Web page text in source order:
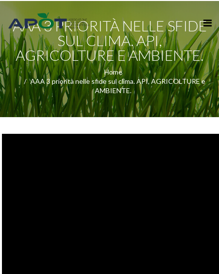
AAA 3 PRIORITÀ NELLE SFIDE
SUL CLIMA. API,
AGRICOLTURE E AMBIENTE.
Home
AAA 3 priorità nelle sfide sul clima. API, AGRICOLTURE e
AMBIENTE.